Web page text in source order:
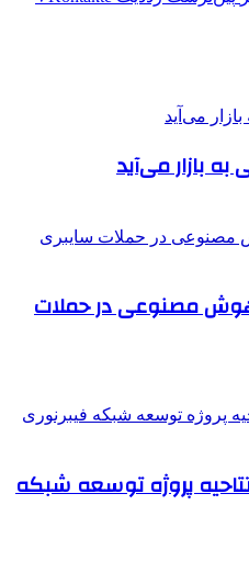
بازار می‌آید
هوش مصنوعی در حملات
پروژه توسعه شبکه